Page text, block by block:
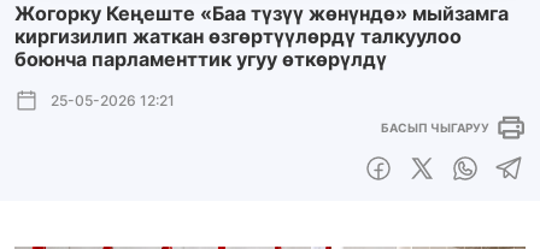
Жогорку Кеңеште «Баа түзүү жөнүндө» мыйзамга
киргизилип жаткан өзгөртүүлөрдү талкуулоо
боюнча парламенттик угуу өткөрүлдү
25-05-2026 12:21
БАСЫП ЧЫГАРУУ